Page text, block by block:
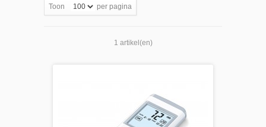
Toon per pagina
1 artikel(en)